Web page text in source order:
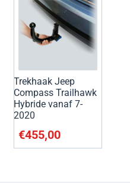
Trekhaak Jeep
Compass Trailhawk
Hybride vanaf 7-
2020
€455,00